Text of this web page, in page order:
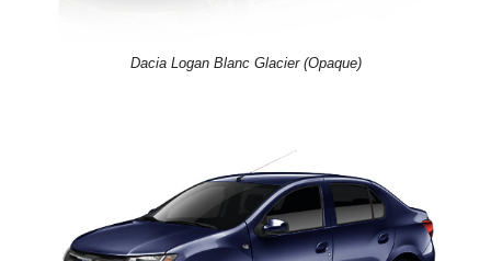
Dacia Logan Blanc Glacier (Opaque)